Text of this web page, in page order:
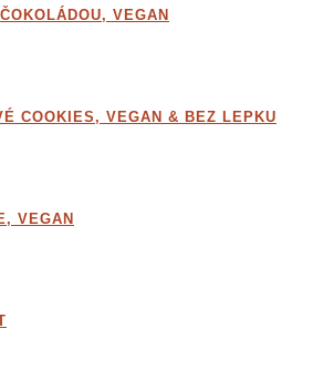
VEGAN
COOKIES, VEGAN & BEZ LEPKU
VEGAN